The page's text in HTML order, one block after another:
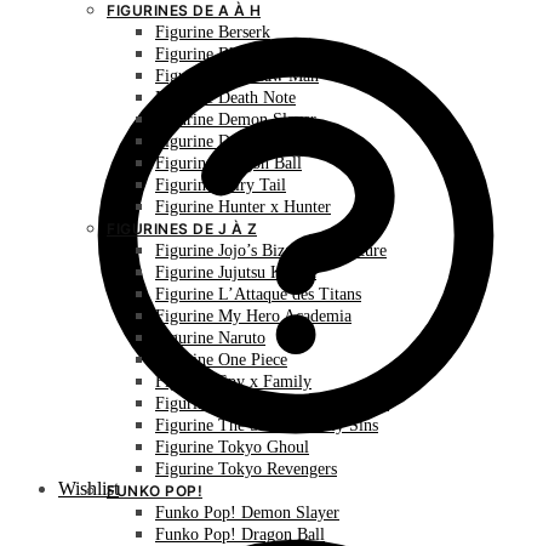
Wishlist
FIGURINES DE A À H
Figurine Berserk
Figurine Bleach
Figurine Chainsaw Man
Figurine Death Note
Figurine Demon Slayer
Figurine Dr Stone
Figurine Dragon Ball
Figurine Fairy Tail
Figurine Hunter x Hunter
FIGURINES DE J À Z
Figurine Jojo’s Bizarre Adventure
Figurine Jujutsu Kaisen
Figurine L’Attaque des Titans
Figurine My Hero Academia
Figurine Naruto
Figurine One Piece
Figurine Spy x Family
Figurine The Promised Neverland
Figurine The Seven Deadly Sins
Figurine Tokyo Ghoul
Figurine Tokyo Revengers
FUNKO POP!
Funko Pop! Demon Slayer
Funko Pop! Dragon Ball